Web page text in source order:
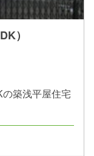
）
築浅平屋住宅